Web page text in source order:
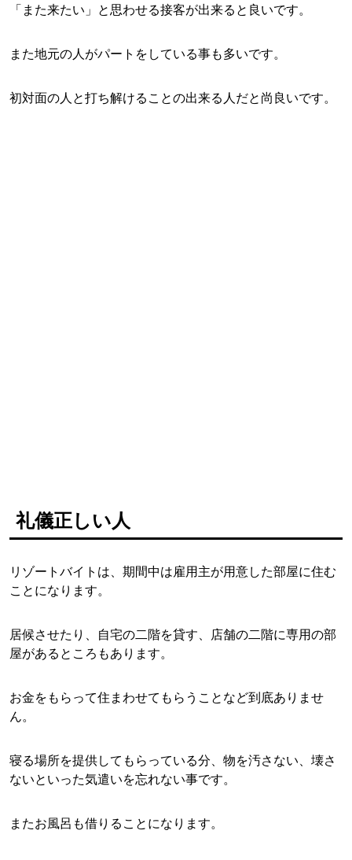
「また来たい」と思わせる接客が出来ると良いです。
また地元の人がパートをしている事も多いです。
初対面の人と打ち解けることの出来る人だと尚良いです。
礼儀正しい人
リゾートバイトは、期間中は雇用主が用意した部屋に住む
ことになります。
居候させたり、自宅の二階を貸す、店舗の二階に専用の部
屋があるところもあります。
お金をもらって住まわせてもらうことなど到底ありませ
ん。
寝る場所を提供してもらっている分、物を汚さない、壊さ
ないといった気遣いを忘れない事です。
またお風呂も借りることになります。